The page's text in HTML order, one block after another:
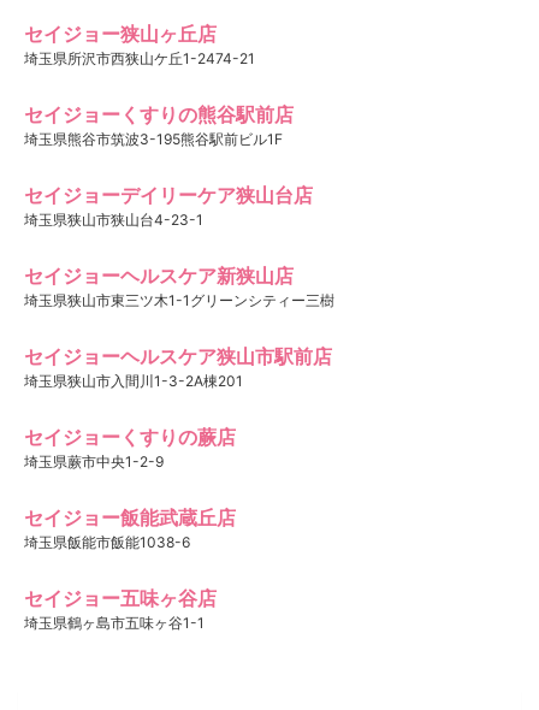
セイジョー狭山ヶ丘店
埼玉県所沢市西狭山ケ丘1-2474-21
セイジョーくすりの熊谷駅前店
埼玉県熊谷市筑波3-195熊谷駅前ビル1F
セイジョーデイリーケア狭山台店
埼玉県狭山市狭山台4-23-1
セイジョーヘルスケア新狭山店
埼玉県狭山市東三ツ木1-1グリーンシティー三樹
セイジョーヘルスケア狭山市駅前店
埼玉県狭山市入間川1-3-2A棟201
セイジョーくすりの蕨店
埼玉県蕨市中央1-2-9
セイジョー飯能武蔵丘店
埼玉県飯能市飯能1038-6
セイジョー五味ヶ谷店
埼玉県鶴ヶ島市五味ヶ谷1-1